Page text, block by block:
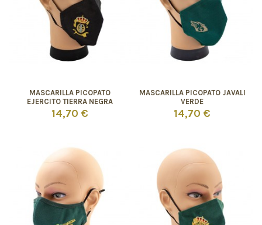
MASCARILLA PICOPATO
EJERCITO TIERRA NEGRA
14,70 €
MASCARILLA PICOPATO JAVALI
VERDE
14,70 €